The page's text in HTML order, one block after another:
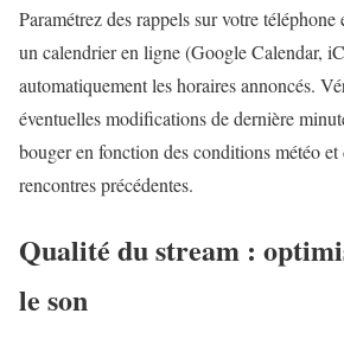
Paramétrez des rappels sur votre
un calendrier en ligne (Google Calendar,
automatiquement les horaires annoncés.
éventuelles modifications de dernière
bouger en fonction des conditions météo et
rencontres précédentes.
Qualité du stream :
le son